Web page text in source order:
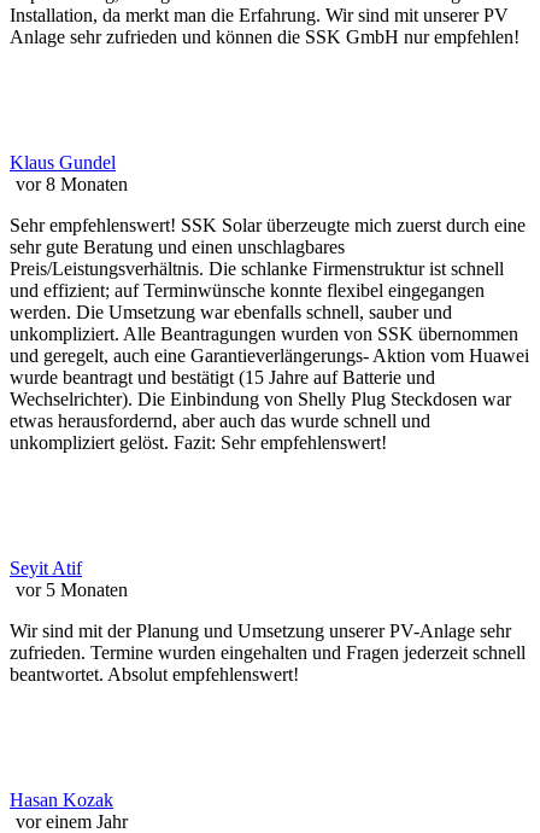
Installation, da merkt man die Erfahrung. Wir sind mit unserer PV
Anlage sehr zufrieden und können die SSK GmbH nur empfehlen!
Klaus Gundel
vor 8 Monaten
Sehr empfehlenswert! SSK Solar überzeugte mich zuerst durch eine
sehr gute Beratung und einen unschlagbares
Preis/Leistungsverhältnis. Die schlanke Firmenstruktur ist schnell
und effizient; auf Terminwünsche konnte flexibel eingegangen
werden. Die Umsetzung war ebenfalls schnell, sauber und
unkompliziert. Alle Beantragungen wurden von SSK übernommen
und geregelt, auch eine Garantieverlängerungs- Aktion vom Huawei
wurde beantragt und bestätigt (15 Jahre auf Batterie und
Wechselrichter). Die Einbindung von Shelly Plug Steckdosen war
etwas herausfordernd, aber auch das wurde schnell und
unkompliziert gelöst. Fazit: Sehr empfehlenswert!
Seyit Atif
vor 5 Monaten
Wir sind mit der Planung und Umsetzung unserer PV-Anlage sehr
zufrieden. Termine wurden eingehalten und Fragen jederzeit schnell
beantwortet. Absolut empfehlenswert!
Hasan Kozak
vor einem Jahr